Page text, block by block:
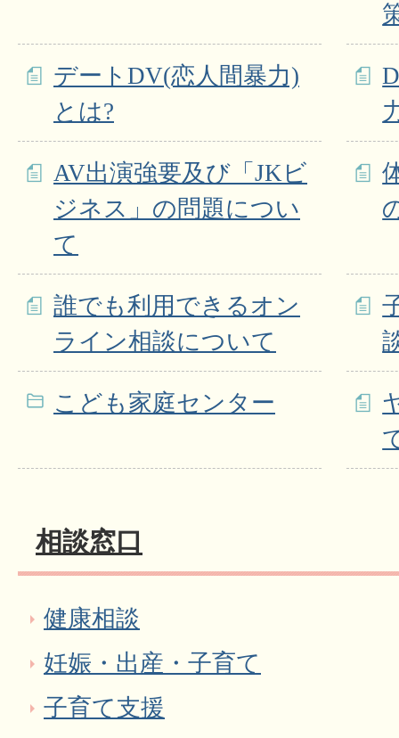
デートDV(恋人間暴力)
とは?
AV出演強要及び「JKビ
ジネス」の問題につい
て
誰でも利用できるオン
ライン相談について
こども家庭センター
相談窓口
健康相談
妊娠・出産・子育て
子育て支援